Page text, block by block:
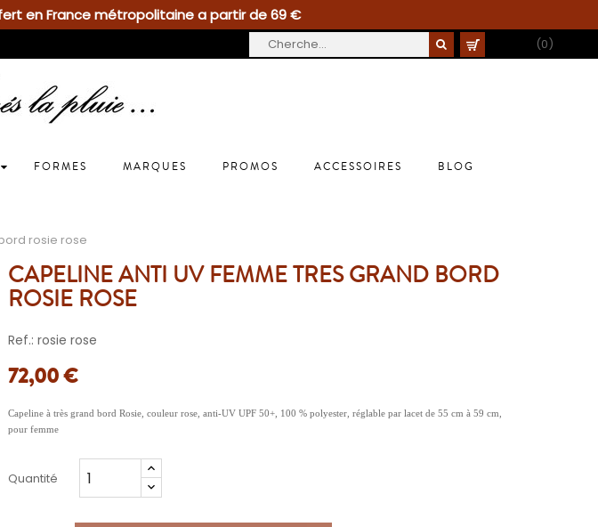
en France métropolitaine a partir de 69 €
(0)
FORMES MARQUES PROMOS ACCESSOIRES BLOG
rosie rose
CAPELINE ANTI UV FEMME TRES GRAND BORD
ROSIE ROSE
Ref.: rosie rose
72,00 €
Capeline à très grand bord Rosie, couleur rose, anti-UV UPF 50+, 100 % polyester, réglable par lacet de 55 cm à 59 cm,
pour femme
Quantité